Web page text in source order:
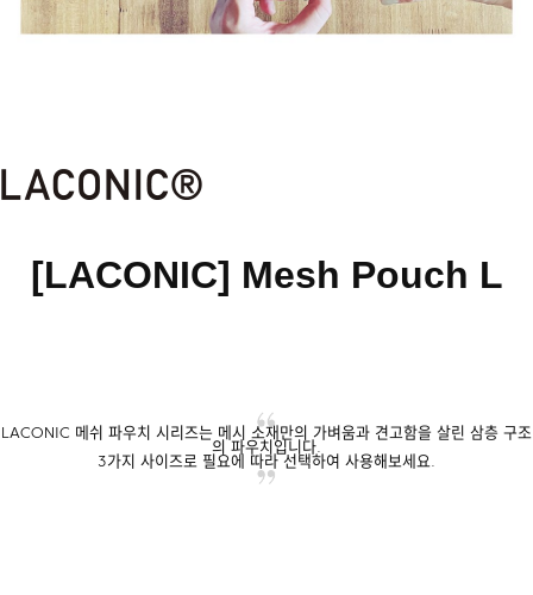
[LACONIC] Mesh Pouch L
LACONIC 메쉬 파우치 시리즈는 메시 소재만의 가벼움과 견고함을 살린 삼층 구조
의 파우치입니다.
3가지 사이즈로 필요에 따라 선택하여 사용해보세요.